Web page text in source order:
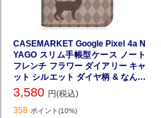
CASEMARKET Google Pixel 4a N
YAGO スリム手帳型ケース ノート
フレンチ フラワー ダイアリー キャ
ット シルエット ダイヤ柄 & なんだ
にゃ? チョコレート G025M-BNG2
S2455-78
3,580 円(税込)
358 ポイント(10%)